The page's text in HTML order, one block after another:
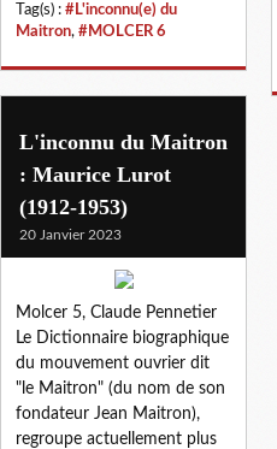
Tag(s) : #L'inconnu(e) du
Maitron, #MOLCER 6
L'inconnu du Maitron
: Maurice Lurot
(1912-1953)
20 Janvier 2023
Molcer 5, Claude Pennetier
Le Dictionnaire biographique
du mouvement ouvrier dit
"le Maitron" (du nom de son
fondateur Jean Maitron),
regroupe actuellement plus